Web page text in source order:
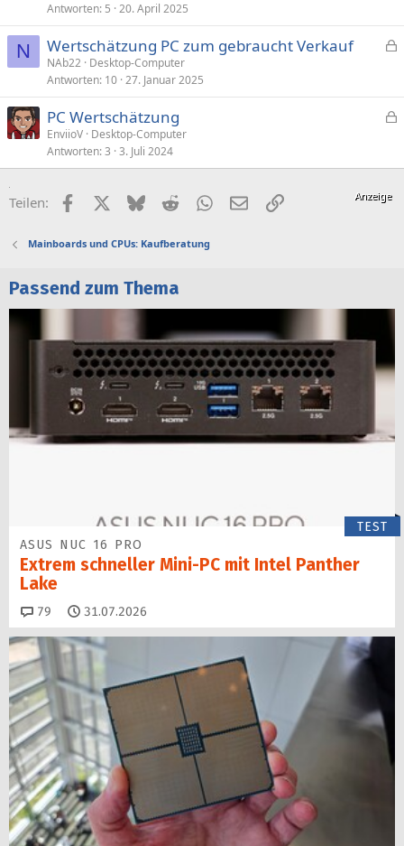
Antworten 5 20. April 2025
N
p
e
Wertschätzung PC zum gebraucht Verkauf
NAb22 Desktop-Computer
Antworten 10 27. Januar 2025
p
PC Wertschätzung
EnviioV Desktop-Computer
Antworten 3 3. Juli 2024
Teilen: FacebookX (Twitter)
BlueskyRedditWhatsApp
E-MailLink
Mainboards und CPUs: Kaufberatung
Passend zum Thema
TEST
ASUS NUC 16 PRO
Extrem schneller Mini-PC mit Intel Panther
Lake
79 Kommentare
31.07.2026